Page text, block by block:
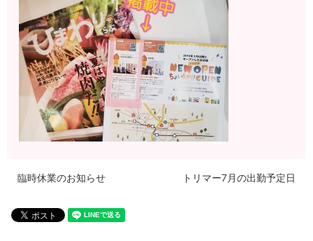
臨時休業のお知らせ トリマー7月の出勤予定日